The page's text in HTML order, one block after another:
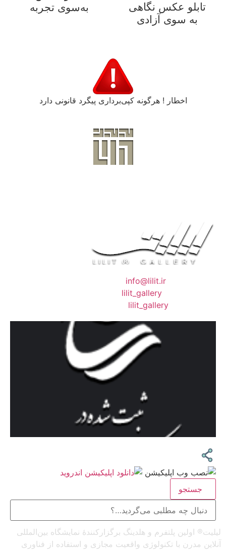
تابلو عکس نگاهی
به سوی آزادی
به‌سوی تجربه
اخطار ! هرگونه کپی‌برداری پیگرد قانونی دارد
info@lilit.ir
lilit_gallery
lilit_gallery
جستجو
لیلیت® اولین پلتفرم و هلدینگ برگزارکنندهٔ نمایشگاه بین‌المللی
آنلاین مدرن با تکنولوژی واقعیت مجازی و استفاده از فناوری